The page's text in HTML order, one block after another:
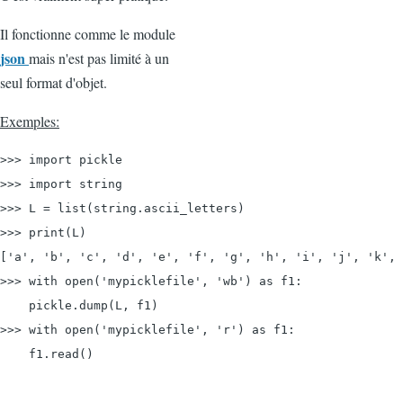
Il fonctionne comme le module
jsonmais n'est pas limité à un
seul format d'objet.
Exemples:
>>> import pickle
>>> import string
>>> L = list(string.ascii_letters)
>>> print(L)
['a', 'b', 'c', 'd', 'e', 'f', 'g', 'h', 'i', 'j', 'k',
>>> with open('mypicklefile', 'wb') as f1:
    pickle.dump(L, f1)
>>> with open('mypicklefile', 'r') as f1:
    f1.read()